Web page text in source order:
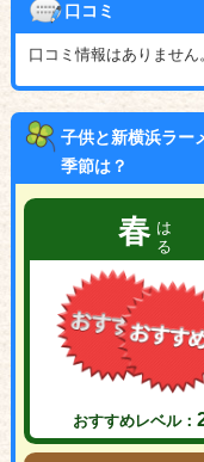
口コミ
口コミ情報はありません
子供と新横浜ラー
季節は？
春はる
おすすめレベル：